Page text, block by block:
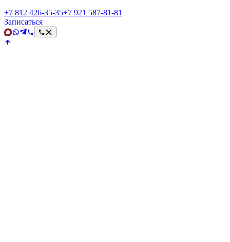
+7 812 426‑35‑35+7 921 587‑81‑81
Записаться